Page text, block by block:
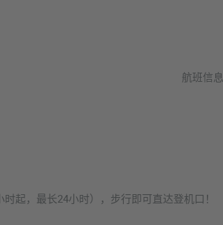
航班信息
起，最长24小时），步行即可直达登机口！